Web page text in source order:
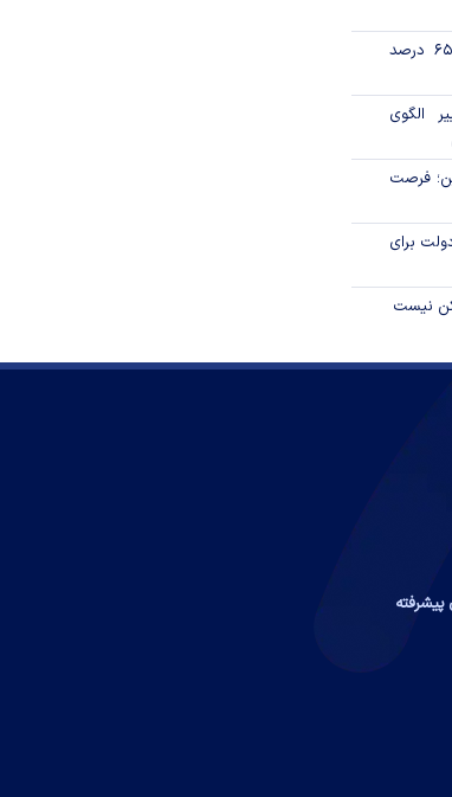
تورم فصلی بخش برق به ۶۵.۷ درصد
الگوی
فرصت
دولت برای
نیست